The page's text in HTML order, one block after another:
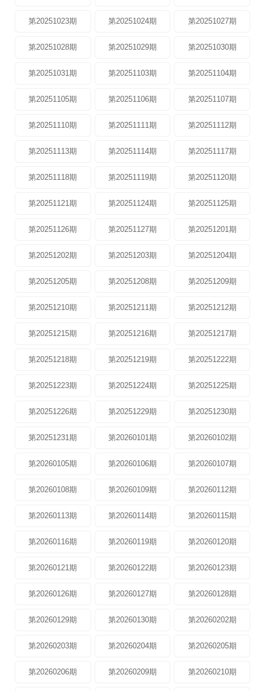
第20251023期 第20251024期 第20251027期
第20251028期 第20251029期 第20251030期
第20251031期 第20251103期 第20251104期
第20251105期 第20251106期 第20251107期
第20251110期 第20251111期 第20251112期
第20251113期 第20251114期 第20251117期
第20251118期 第20251119期 第20251120期
第20251121期 第20251124期 第20251125期
第20251126期 第20251127期 第20251201期
第20251202期 第20251203期 第20251204期
第20251205期 第20251208期 第20251209期
第20251210期 第20251211期 第20251212期
第20251215期 第20251216期 第20251217期
第20251218期 第20251219期 第20251222期
第20251223期 第20251224期 第20251225期
第20251226期 第20251229期 第20251230期
第20251231期 第20260101期 第20260102期
第20260105期 第20260106期 第20260107期
第20260108期 第20260109期 第20260112期
第20260113期 第20260114期 第20260115期
第20260116期 第20260119期 第20260120期
第20260121期 第20260122期 第20260123期
第20260126期 第20260127期 第20260128期
第20260129期 第20260130期 第20260202期
第20260203期 第20260204期 第20260205期
第20260206期 第20260209期 第20260210期